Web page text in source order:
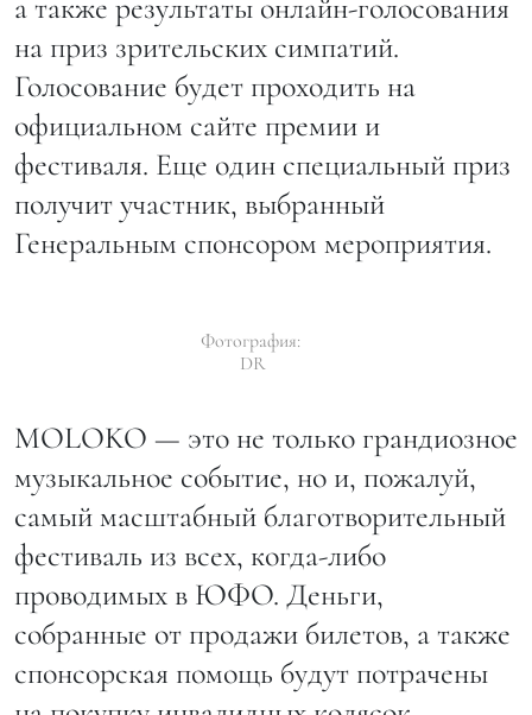
а также результаты онлайн-голосования
на приз зрительских симпатий.
Голосование будет проходить на
официальном сайте премии и
фестиваля. Еще один специальный приз
получит участник, выбранный
Генеральным спонсором мероприятия.
Фотография:
DR
MOLOKO — это не только грандиозное
музыкальное событие, но и, пожалуй,
самый масштабный благотворительный
фестиваль из всех, когда-либо
проводимых в ЮФО. Деньги,
собранные от продажи билетов, а также
спонсорская помощь будут потрачены